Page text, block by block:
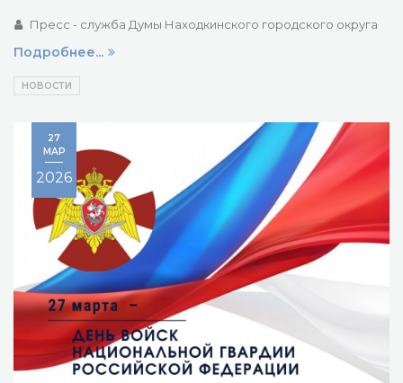
Пресс - служба Думы Находкинского городского округа
Подробнее...
НОВОСТИ
27
МАР
2026